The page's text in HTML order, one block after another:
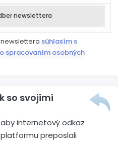
newslettera
súhlasím s
spracovaním osobných
so svojimi
internetový odkaz
preposlali